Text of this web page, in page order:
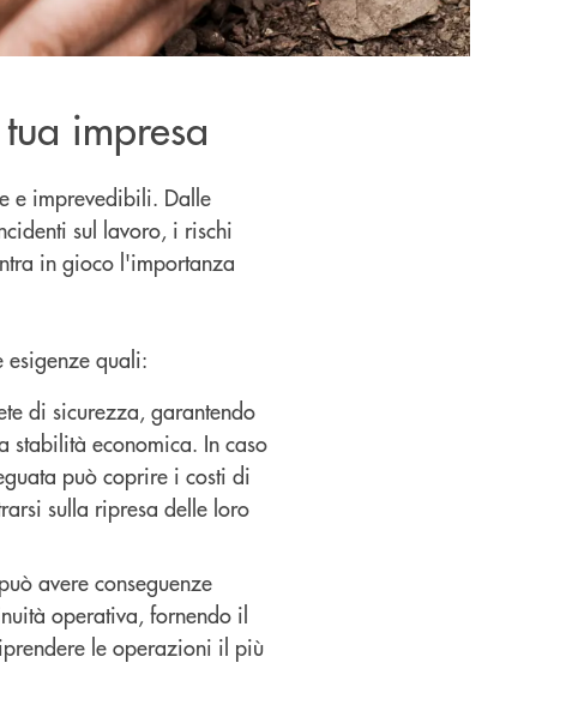
impresa
e imprevedibili. Dalle
sul lavoro, i rischi
in gioco l'importanza
esigenze quali:
di sicurezza, garantendo
stabilità economica. In caso
può coprire i costi di
sulla ripresa delle loro
avere conseguenze
operativa, fornendo il
le operazioni il più